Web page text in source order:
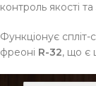
контроль якості
Функціонує
фреоні R-32, що є